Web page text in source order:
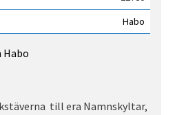
Habo
Habo
till era Namnskyltar,